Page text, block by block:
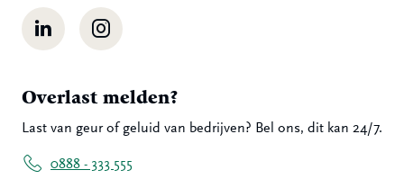
LinkedIn Instagram
Overlast melden?
Last van geur of geluid van bedrijven? Bel ons, dit kan 24/7.
0888 - 333 555